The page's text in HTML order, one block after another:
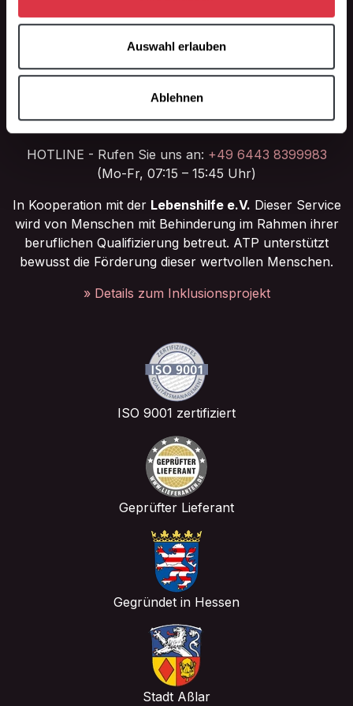
personalisieren, Funktionen für soziale Medien anbieten
zu können und die Zugriffe auf unsere Website zu
Verwendung unserer Website an unsere Partner für
soziale Medien, Werbung und Analysen weiter. Unsere
Partner führen diese Informationen möglicherweise mit
haben oder die sie im Rahmen Ihrer Nutzung der Dienste
gesammelt haben.
Auswahl erlauben
Ablehnen
» Rücksendung / Umtausch
» AGB
Schreiben Sie uns eine Nachricht
info@bordsteinrampen.de
HOTLINE - Rufen Sie uns an: +49 6443 8399983
(Mo-Fr, 07:15 – 15:45 Uhr)
In Kooperation mit der Lebenshilfe e.V. Dieser Service
wird von Menschen mit Behinderung im Rahmen ihrer
beruflichen Qualifizierung betreut. ATP unterstützt
bewusst die Förderung dieser wertvollen Menschen.
» Details zum Inklusionsprojekt
ISO 9001 zertifiziert
Geprüfter Lieferant
Gegründet in Hessen
Stadt Aßlar